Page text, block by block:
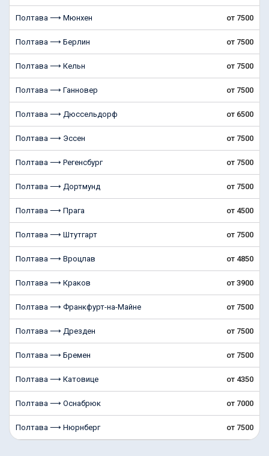
Полтава ⟶ Мюнхен от 7500
Полтава ⟶ Берлин от 7500
Полтава ⟶ Кельн от 7500
Полтава ⟶ Ганновер от 7500
Полтава ⟶ Дюссельдорф от 6500
Полтава ⟶ Эссен от 7500
Полтава ⟶ Регенсбург от 7500
Полтава ⟶ Дортмунд от 7500
Полтава ⟶ Прага от 4500
Полтава ⟶ Штутгарт от 7500
Полтава ⟶ Вроцлав от 4850
Полтава ⟶ Краков от 3900
Полтава ⟶ Франкфурт-на-Майне от 7500
Полтава ⟶ Дрезден от 7500
Полтава ⟶ Бремен от 7500
Полтава ⟶ Катовице от 4350
Полтава ⟶ Оснабрюк от 7000
Полтава ⟶ Нюрнберг от 7500